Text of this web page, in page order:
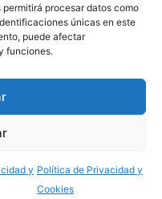
procesar datos como
únicas en este
puede afectar
funciones.
y Política de Privacidad y
Cookies